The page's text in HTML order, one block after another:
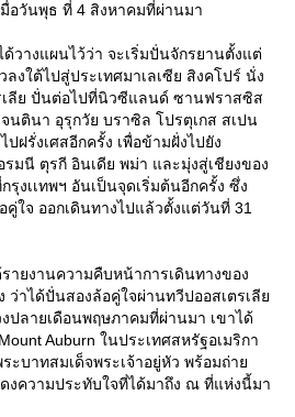
มื่อวันพุธ ที่ 4 สิงหาคมที่ผ่านมา
วางแผนไว้ว่า จะเริ่มปั่นจักรยานตั้งแต่
งใต้ไปสู่ประเทศมาเลเซีย สิงคโปร์ นั่ง
เลีย ปั่นต่อไปที่นิวซีแลนด์ ซานฟราสซิส
ตินา อุรุกวัย บราซิล โปรตุเกส สเปน
ฝรั่งเศสอีกครั้ง เพื่อข้ามฝั่งไปยัง
รมนี ตุรกี อินเดีย พม่า และมุ่งสู่เชียงของ
งเเทพฯ อันเป็นจุดเริ่มต้นอีกครั้ง ซึ่ง
คู่ใจ ออกเดินทางไปแล้วตั้งแต่วันที่ 31
ายงานความคืบหน้าการเดินทางของ
ว่าได้ปั่นสองล้อคู่ใจผ่านทวีปออสเตรเลี
ปลายเดือนพฤษภาคมที่ผ่านมา เขาได้
Auburn ในประเทศสหรัฐอเมริกา
ะบาทสมเด็จพระเจ้าอยู่หัว พร้อมถ่า
งความประทับใจที่ได้มาถึง ณ ที่แห่งนี้มา